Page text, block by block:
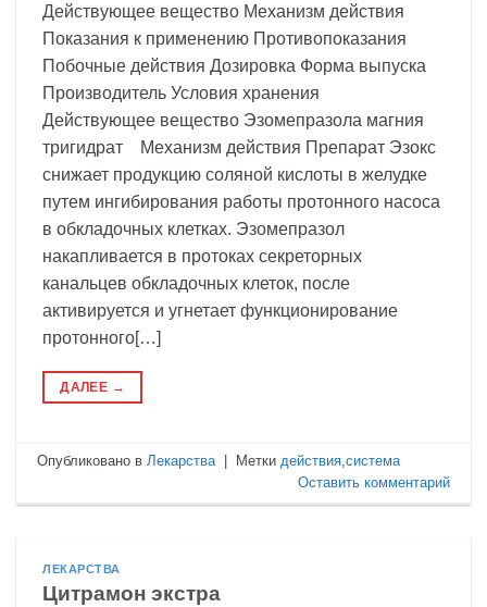
Действующее вещество Механизм действия
Показания к применению Противопоказания
Побочные действия Дозировка Форма выпуска
Производитель Условия хранения
Действующее вещество Эзомепразола магния
тригидрат Механизм действия Препарат Эзокс
снижает продукцию соляной кислоты в желудке
путем ингибирования работы протонного насоса
в обкладочных клетках. Эзомепразол
накапливается в протоках секреторных
канальцев обкладочных клеток, после
активируется и угнетает функционирование
протонного[…]
ДАЛЕЕ →
Опубликовано в Лекарства Метки действия ,система
Оставить комментарий
ЛЕКАРСТВА
Цитрамон экстра